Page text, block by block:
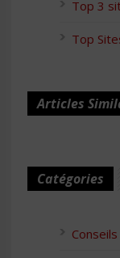
Top 3
Top
Articles
Catégories